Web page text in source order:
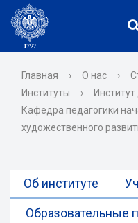
Главная › О нас ›
Институты
› Институт
Кафедра педагогики
художественного
Об институте
Образовательные